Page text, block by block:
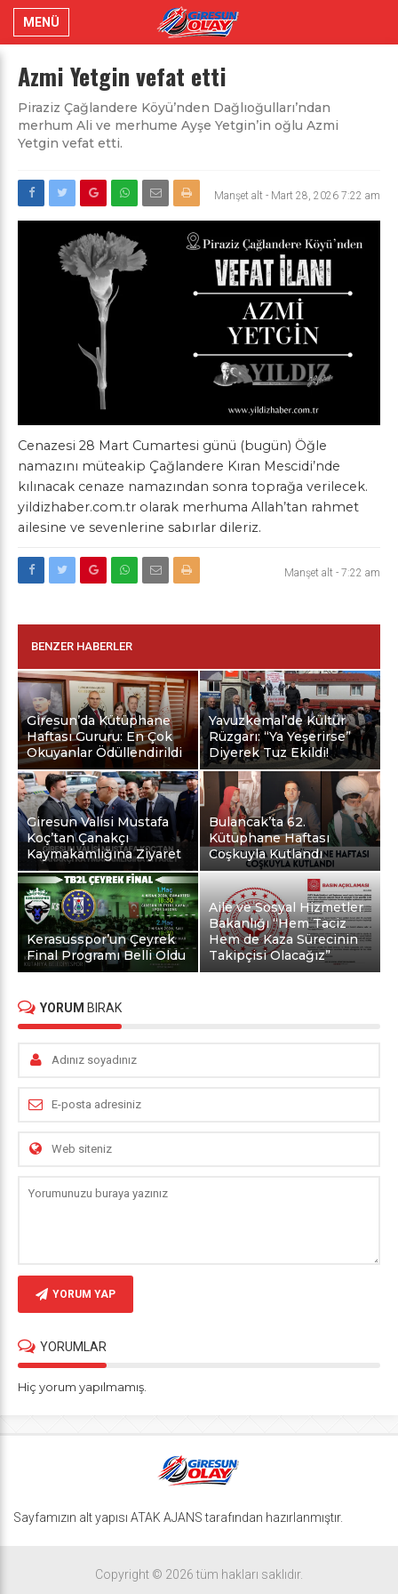
MENÜ
Azmi Yetgin vefat etti
Piraziz Çağlandere Köyü’nden Dağlıoğulları’ndan
merhum Ali ve merhume Ayşe Yetgin’in oğlu Azmi
Yetgin vefat etti.
Manşet alt - Mart 28, 2026 7:22 am
Cenazesi 28 Mart Cumartesi günü (bugün) Öğle
namazını müteakip Çağlandere Kıran Mescidi’nde
kılınacak cenaze namazından sonra toprağa verilecek.
yildizhaber.com.tr olarak merhuma Allah’tan rahmet
ailesine ve sevenlerine sabırlar dileriz.
Manşet alt - 7:22 am
BENZER HABERLER
Giresun’da Kütüphane
Haftası Gururu: En Çok
Okuyanlar Ödüllendirildi
Yavuzkemal’de Kültür
Rüzgarı: “Ya Yeşerirse”
Diyerek Tuz Ekildi!
Giresun Valisi Mustafa
Koç’tan Çanakçı
Kaymakamlığına Ziyaret
Bulancak’ta 62.
Kütüphane Haftası
Coşkuyla Kutlandı
Kerasusspor’un Çeyrek
Final Programı Belli Oldu
Aile ve Sosyal Hizmetler
Bakanlığı “Hem Taciz
Hem de Kaza Sürecinin
Takipçisi Olacağız”
YORUM BIRAK
YORUM YAP
YORUMLAR
Hiç yorum yapılmamış.
Sayfamızın alt yapısı ATAK AJANS tarafından hazırlanmıştır.
Copyright © 2026 tüm hakları saklıdır.